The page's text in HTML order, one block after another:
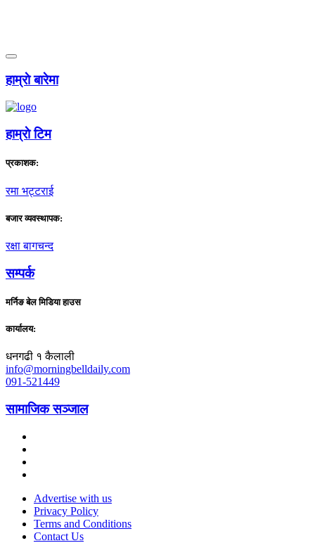
हाम्राे बारेमा
हाम्राे टिम
प्रकाशक:
रमा भट्टराई
बजार व्यवस्थापक:
रक्षा बागचन्द
सम्पर्क
मर्निङ बेल मिडिया हाउस
कार्यालय:
धनगढी १ कैलाली
info@morningbelldaily.com
091-521449
सामाजिक सञ्जाल
Advertise with us
Privacy Policy
Terms and Conditions
Contact Us